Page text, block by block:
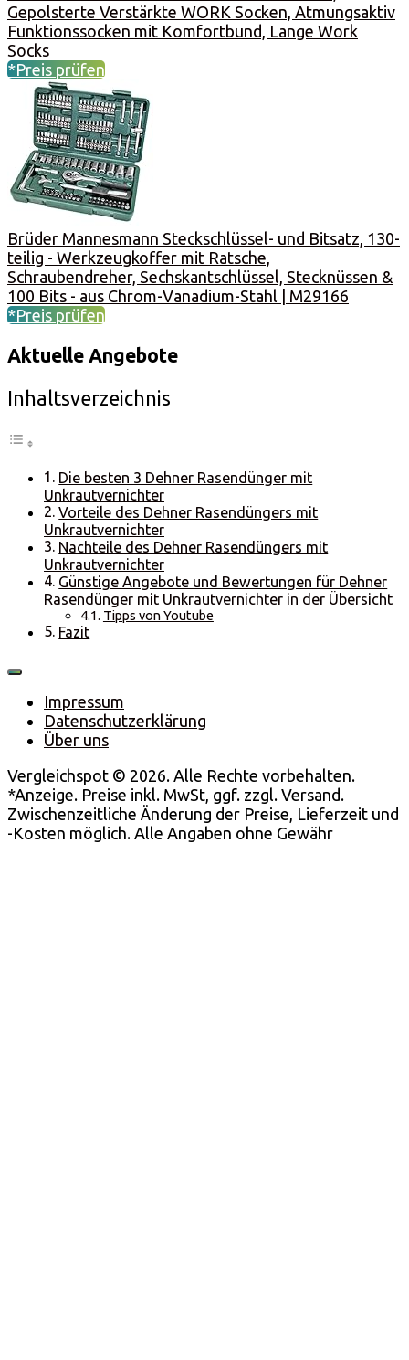
Gepolsterte Verstärkte WORK Socken, Atmungsaktiv
Funktionssocken mit Komfortbund, Lange Work
Socks
*Preis prüfen
Brüder Mannesmann Steckschlüssel- und Bitsatz, 130-
teilig - Werkzeugkoffer mit Ratsche,
Schraubendreher, Sechskantschlüssel, Stecknüssen &
100 Bits - aus Chrom-Vanadium-Stahl | M29166
*Preis prüfen
Aktuelle Angebote
Inhaltsverzeichnis
Die besten 3 Dehner Rasendünger mit
Unkrautvernichter
Vorteile des Dehner Rasendüngers mit
Unkrautvernichter
Nachteile des Dehner Rasendüngers mit
Unkrautvernichter
Günstige Angebote und Bewertungen für Dehner
Rasendünger mit Unkrautvernichter in der Übersicht
Tipps von Youtube
Fazit
Impressum
Datenschutzerklärung
Über uns
Vergleichspot © 2026. Alle Rechte vorbehalten.
*Anzeige. Preise inkl. MwSt, ggf. zzgl. Versand.
Zwischenzeitliche Änderung der Preise, Lieferzeit und
-Kosten möglich. Alle Angaben ohne Gewähr